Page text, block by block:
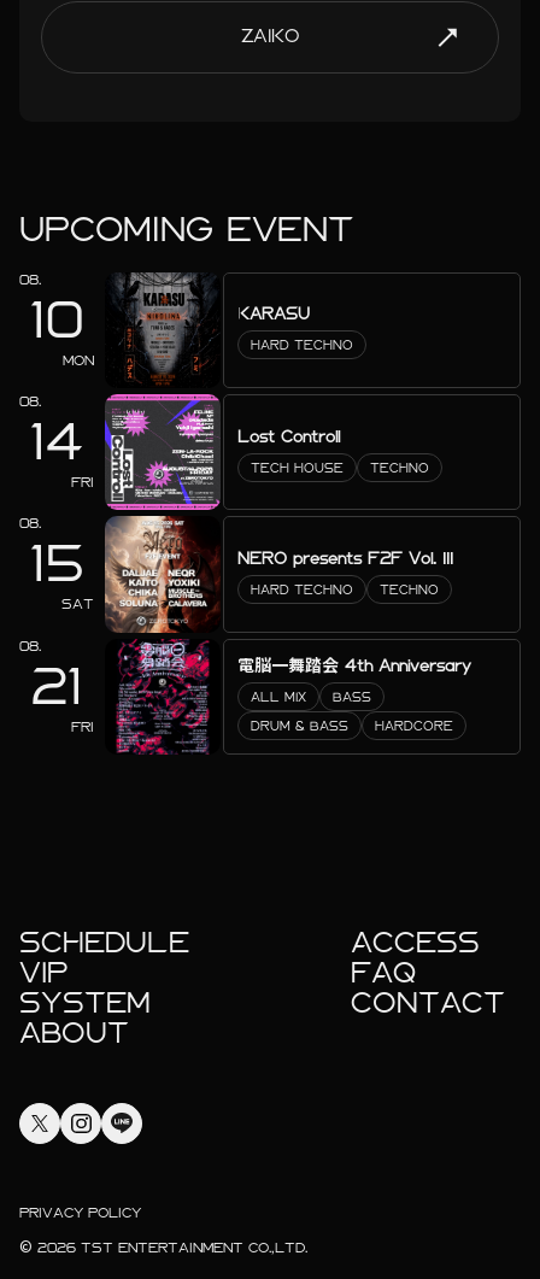
ZAIKO
UPCOMING EVENT
08.
10
MON
KARASU
HARD TECHNO
08.
14
FRI
Lost Controll
TECH HOUSE TECHNO
08.
15
SAT
NERO presents F2F Vol. III
HARD TECHNO TECHNO
08.
21
FRI
電脳一舞踏会 4th Anniversary
ALL MIX BASS
DRUM & BASS HARDCORE
SCHEDULE
ACCESS
VIP
FAQ
SYSTEM
CONTACT
ABOUT
PRIVACY POLICY
© 2026 TST ENTERTAINMENT CO.,LTD.